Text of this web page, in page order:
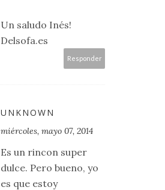
Un saludo Inés!
Delsofa.es
Responder
UNKNOWN
miércoles, mayo 07, 2014
Es un rincon super
dulce. Pero bueno, yo
es que estoy